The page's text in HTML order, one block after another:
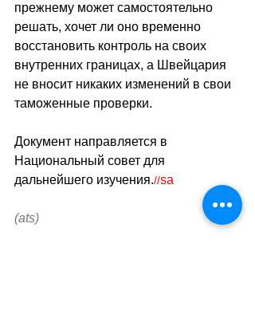
прежнему может самостоятельно
решать, хочет ли оно временно
восстановить контроль на своих
внутренних границах, а Швейцария
не вносит никаких изменений в свои
таможенные проверки.
Документ направляется в
Национальный совет для
дальнейшего изучения.//sa
(ats)